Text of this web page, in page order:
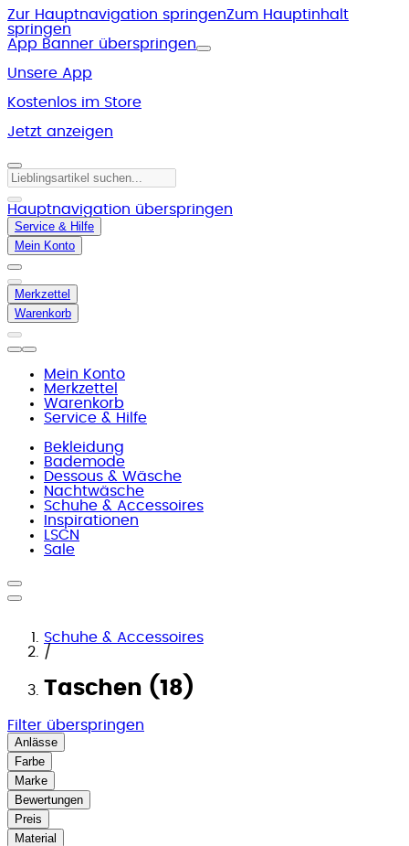
Zur Hauptnavigation springenZum Hauptinhalt
springen
App Banner überspringen
Unsere App
Kostenlos im Store
Jetzt anzeigen
Hauptnavigation überspringen
Service & Hilfe
Mein Konto
Merkzettel
Warenkorb
Mein Konto
Merkzettel
Warenkorb
Service & Hilfe
Bekleidung
Bademode
Dessous & Wäsche
Nachtwäsche
Schuhe & Accessoires
Inspirationen
LSCN
Sale
Schuhe & Accessoires
/
Taschen (18)
Filter überspringen
Anlässe
Farbe
Marke
Bewertungen
Preis
Material